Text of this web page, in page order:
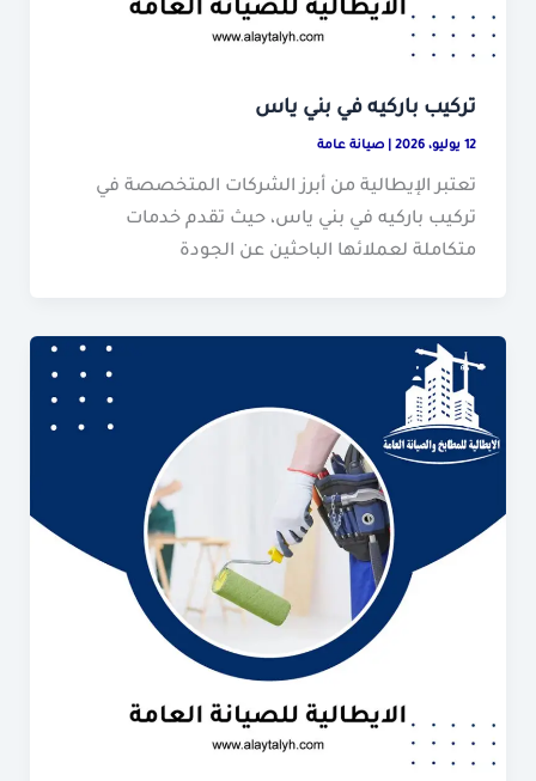
تركيب باركيه في بني ياس
12 يوليو، 2026 صيانة عامة
تعتبر الإيطالية من أبرز الشركات المتخصصة في
تركيب باركيه في بني ياس، حيث تقدم خدمات
متكاملة لعملائها الباحثين عن الجودة